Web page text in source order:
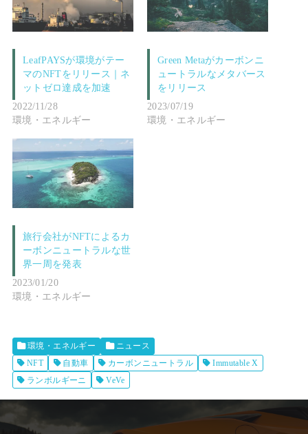
LeafPAYSが環境がテー
マのNFTをリリース｜ネ
ットゼロ達成を加速
2022/11/28
環境・エネルギー
Green Metaがカーボンニ
ュートラルなメタバース
をリリース
2023/07/19
環境・エネルギー
旅行会社がNFTによるカ
ーボンニュートラルな世
界一周を発表
2023/01/20
環境・エネルギー
環境・エネルギー
ニュース
NFT
自動車 カーボンニュートラル
Immutable X
ランボルギーニ
VeVe